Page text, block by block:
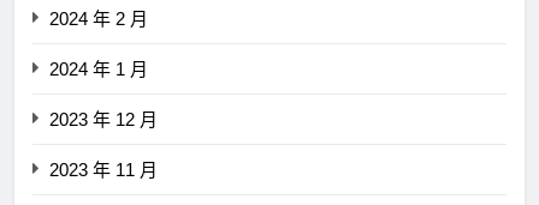
2024 年 2 月
2024 年 1 月
2023 年 12 月
2023 年 11 月